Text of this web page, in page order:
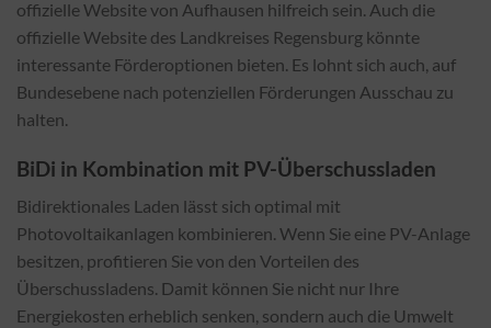
offizielle Website von Aufhausen hilfreich sein. Auch die
offizielle Website des Landkreises Regensburg könnte
interessante Förderoptionen bieten. Es lohnt sich auch, auf
Bundesebene nach potenziellen Förderungen Ausschau zu
halten.
BiDi in Kombination mit PV-Überschussladen
Bidirektionales Laden lässt sich optimal mit
Photovoltaikanlagen kombinieren. Wenn Sie eine PV-Anlage
besitzen, profitieren Sie von den Vorteilen des
Überschussladens. Damit können Sie nicht nur Ihre
Energiekosten erheblich senken, sondern auch die Umwelt